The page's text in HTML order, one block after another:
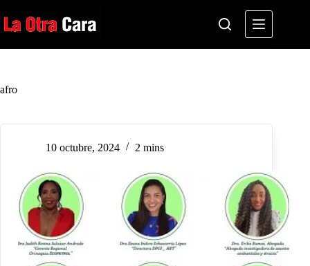
al
contenido
afro
10 octubre, 2024 2 mins